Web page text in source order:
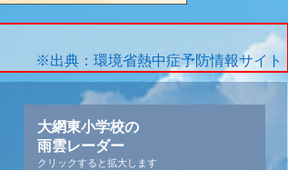
※出典：環境省熱中症予防情報サイト
大網東小学校の
雨雲レーダー
クリックすると拡大します